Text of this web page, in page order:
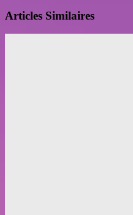
Articles Similaires